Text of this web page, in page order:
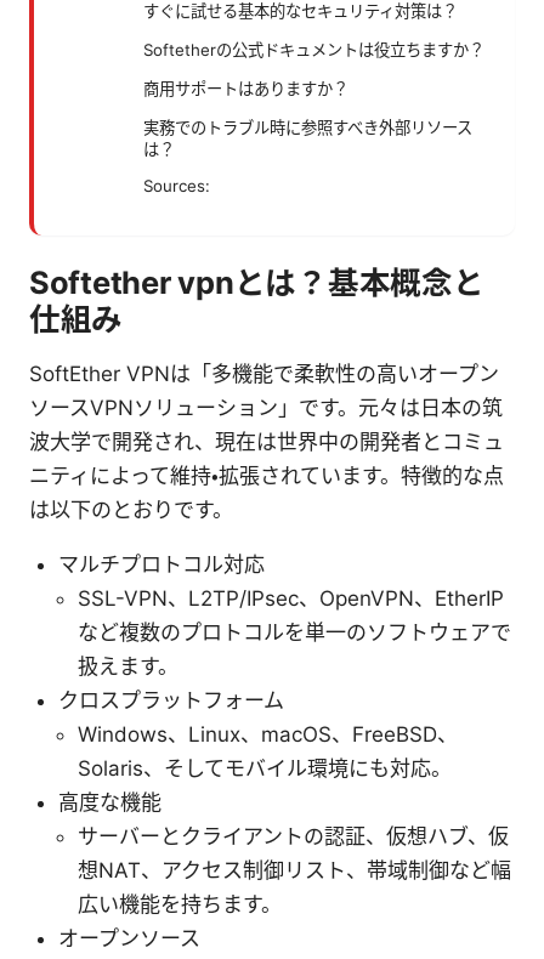
すぐに試せる基本的なセキュリティ対策は？
Softetherの公式ドキュメントは役立ちますか？
商用サポートはありますか？
実務でのトラブル時に参照すべき外部リソース
は？
Sources:
Softether vpnとは？基本概念と
仕組み
SoftEther VPNは「多機能で柔軟性の高いオープン
ソースVPNソリューション」です。元々は日本の筑
波大学で開発され、現在は世界中の開発者とコミュ
ニティによって維持・拡張されています。特徴的な点
は以下のとおりです。
マルチプロトコル対応
SSL-VPN、L2TP/IPsec、OpenVPN、EtherIP
など複数のプロトコルを単一のソフトウェアで
扱えます。
クロスプラットフォーム
Windows、Linux、macOS、FreeBSD、
Solaris、そしてモバイル環境にも対応。
高度な機能
サーバーとクライアントの認証、仮想ハブ、仮
想NAT、アクセス制御リスト、帯域制御など幅
広い機能を持ちます。
オープンソース